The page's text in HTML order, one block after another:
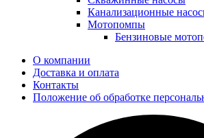
Канализационные
Мотопомпы
Бензиновые
О компании
Доставка и оплата
Контакты
Положение об обработке